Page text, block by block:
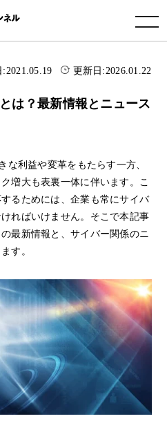
toggle navigation
:2021.05.19 更新日:2026.01.22
は？最新情報とニュース
な利益や変革をもたらす一方、
増大も表裏一体に伴います。こ
るためには、企業も常にサイバ
ればいけません。そこで本記事
最新情報と、サイバー関係のニ
す。